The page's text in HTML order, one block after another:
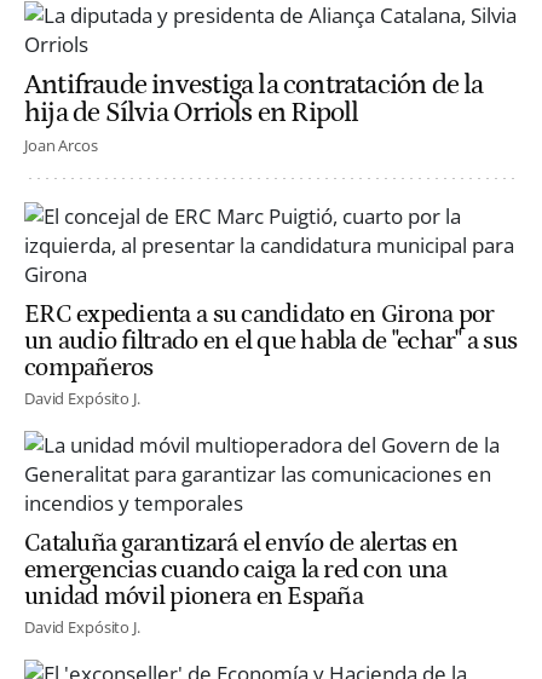
Antifraude investiga la contratación de la
hija de Sílvia Orriols en Ripoll
Joan Arcos
ERC expedienta a su candidato en Girona por
un audio filtrado en el que habla de "echar" a sus
compañeros
David Expósito J.
Cataluña garantizará el envío de alertas en
emergencias cuando caiga la red con una
unidad móvil pionera en España
David Expósito J.